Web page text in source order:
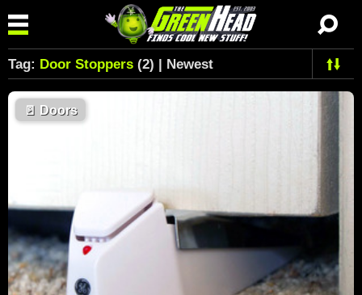
Tag: Door Stoppers (2) | Newest
🚪 Doors